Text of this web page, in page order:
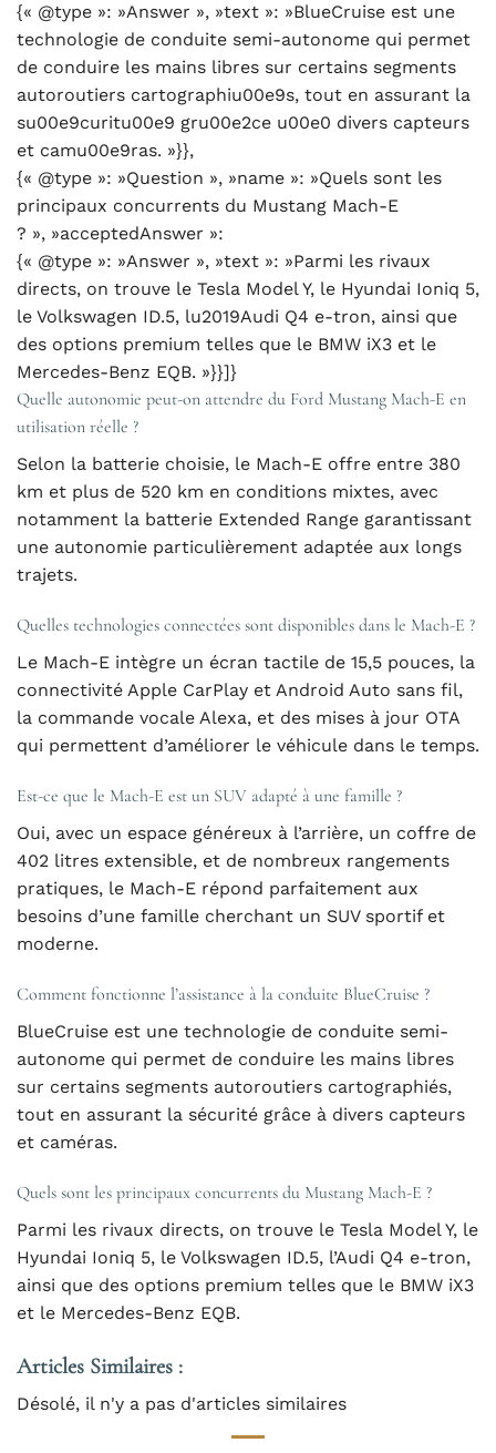
{« @type »: »Answer », »text »: »BlueCruise est une
technologie de conduite semi-autonome qui permet
de conduire les mains libres sur certains segments
autoroutiers cartographiu00e9s, tout en assurant la
su00e9curitu00e9 gru00e2ce u00e0 divers capteurs
et camu00e9ras. »}},
{« @type »: »Question », »name »: »Quels sont les
principaux concurrents du Mustang Mach-E
? », »acceptedAnswer »:
{« @type »: »Answer », »text »: »Parmi les rivaux
directs, on trouve le Tesla Model Y, le Hyundai Ioniq 5,
le Volkswagen ID.5, lu2019Audi Q4 e-tron, ainsi que
des options premium telles que le BMW iX3 et le
Mercedes-Benz EQB. »}}]}
Quelle autonomie peut-on attendre du Ford Mustang Mach-E en
utilisation réelle ?
Selon la batterie choisie, le Mach-E offre entre 380
km et plus de 520 km en conditions mixtes, avec
notamment la batterie Extended Range garantissant
une autonomie particulièrement adaptée aux longs
trajets.
Quelles technologies connectées sont disponibles dans le Mach-E ?
Le Mach-E intègre un écran tactile de 15,5 pouces, la
connectivité Apple CarPlay et Android Auto sans fil,
la commande vocale Alexa, et des mises à jour OTA
qui permettent d’améliorer le véhicule dans le temps.
Est-ce que le Mach-E est un SUV adapté à une famille ?
Oui, avec un espace généreux à l’arrière, un coffre de
402 litres extensible, et de nombreux rangements
pratiques, le Mach-E répond parfaitement aux
besoins d’une famille cherchant un SUV sportif et
moderne.
Comment fonctionne l’assistance à la conduite BlueCruise ?
BlueCruise est une technologie de conduite semi-
autonome qui permet de conduire les mains libres
sur certains segments autoroutiers cartographiés,
tout en assurant la sécurité grâce à divers capteurs
et caméras.
Quels sont les principaux concurrents du Mustang Mach-E ?
Parmi les rivaux directs, on trouve le Tesla Model Y, le
Hyundai Ioniq 5, le Volkswagen ID.5, l’Audi Q4 e-tron,
ainsi que des options premium telles que le BMW iX3
et le Mercedes-Benz EQB.
Articles Similaires :
Désolé, il n'y a pas d'articles similaires